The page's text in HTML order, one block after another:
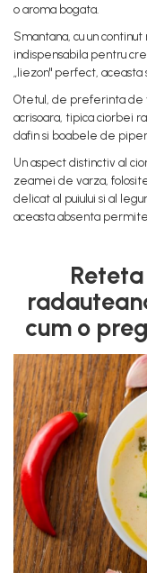
o aroma bogata.
Smantana, cu un
indispensabila pentru
„liezon" perfect,
Otetul, de preferinta de
acrisoara, tipica ciorbei
dafin si boabele de
Un aspect distinctiv al
zeamei de varza,
delicat al puiului si al
aceasta absenta
cum o